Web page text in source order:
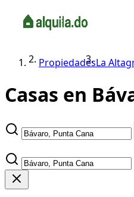
PropiedadesLa
Casas en